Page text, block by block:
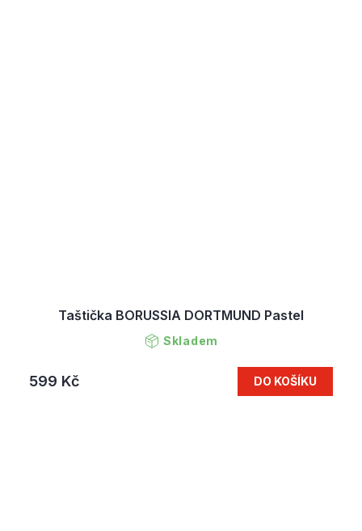
Taštička BORUSSIA DORTMUND Pastel
Skladem
599 Kč DO KOŠÍKU